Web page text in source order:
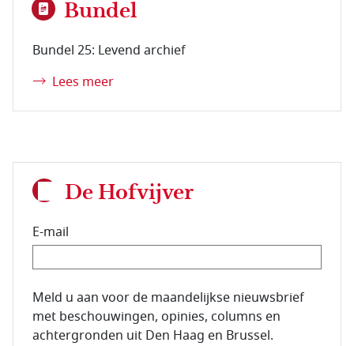
Bundel
Bundel 25: Levend archief
Lees meer
De Hofvijver
E-mail
E-mailadres van de abonnee.
Meld u aan voor de maandelijkse nieuwsbrief
met beschouwingen, opinies, columns en
achtergronden uit Den Haag en Brussel.